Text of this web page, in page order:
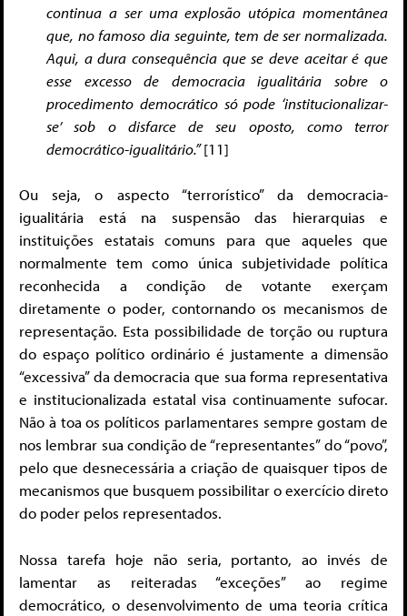
continua a ser uma explosão utópica momentânea
que, no famoso dia seguinte, tem de ser normalizada.
Aqui, a dura consequência que se deve aceitar é que
esse excesso de democracia igualitária sobre o
procedimento democrático só pode ‘institucionalizar-
se’ sob o disfarce de seu oposto, como terror
democrático-igualitário.”[11]
Ou seja, o aspecto “terrorístico” da democracia-
igualitária está na suspensão das hierarquias e
instituições estatais comuns para que aqueles que
normalmente tem como única subjetividade política
reconhecida a condição de votante exerçam
diretamente o poder, contornando os mecanismos de
representação. Esta possibilidade de torção ou ruptura
do espaço político ordinário é justamente a dimensão
“excessiva” da democracia que sua forma representativa
e institucionalizada estatal visa continuamente sufocar.
Não à toa os políticos parlamentares sempre gostam de
nos lembrar sua condição de “representantes” do “povo”,
pelo que desnecessária a criação de quaisquer tipos de
mecanismos que busquem possibilitar o exercício direto
do poder pelos representados.
Nossa tarefa hoje não seria, portanto, ao invés de
lamentar as reiteradas “exceções” ao regime
democrático, o desenvolvimento de uma teoria crítica